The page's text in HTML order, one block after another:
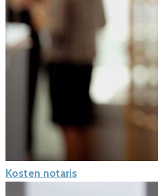
Kosten notaris